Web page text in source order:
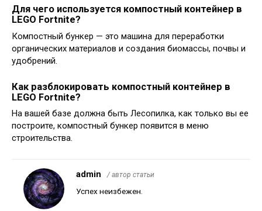
Для чего используется компостный контейнер в
LEGO Fortnite?
Компостный бункер — это машина для переработки
органических материалов и создания биомассы, почвы и
удобрений.
Как разблокировать компостный контейнер в
LEGO Fortnite?
На вашей базе должна быть Лесопилка, как только вы ее
построите, компостный бункер появится в меню
строительства.
admin / автор статьи
Успех неизбежен.